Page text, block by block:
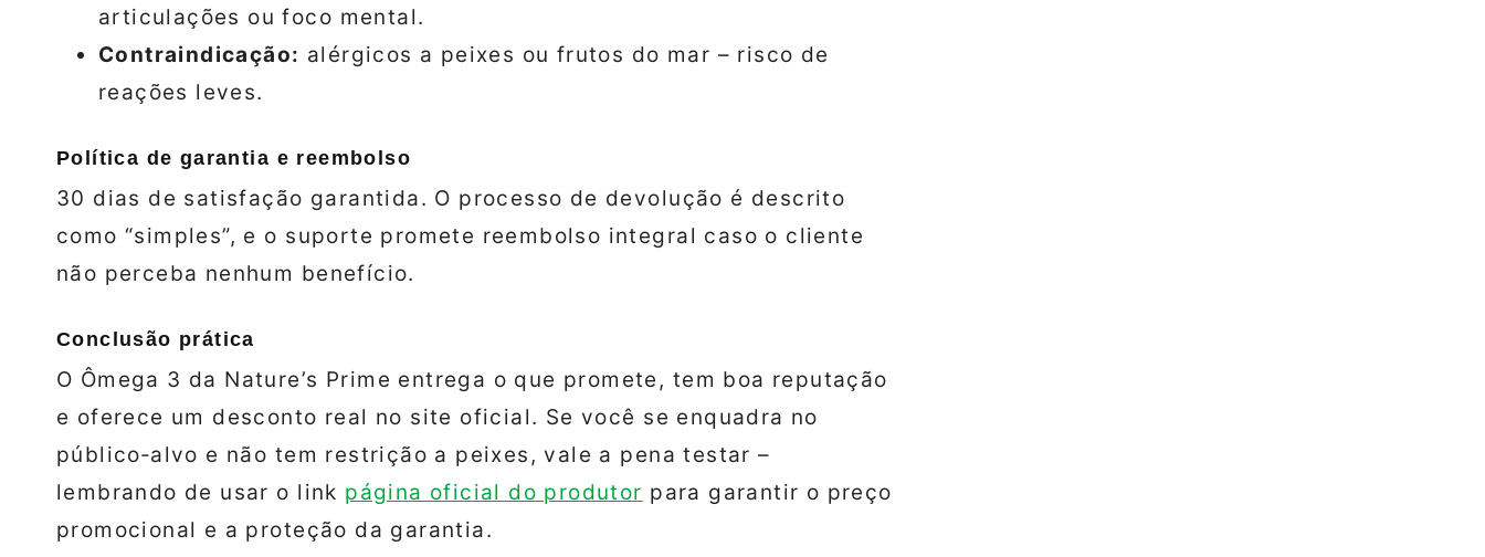
articulações ou foco mental.
Contraindicação: alérgicos a peixes ou frutos do mar – risco de
reações leves.
Política de garantia e reembolso
30 dias de satisfação garantida. O processo de devolução é descrito
como “simples”, e o suporte promete reembolso integral caso o cliente
não perceba nenhum benefício.
Conclusão prática
O Ômega 3 da Nature’s Prime entrega o que promete, tem boa reputação
e oferece um desconto real no site oficial. Se você se enquadra no
público‑alvo e não tem restrição a peixes, vale a pena testar –
lembrando de usar o link página oficial do produtor para garantir o preço
promocional e a proteção da garantia.